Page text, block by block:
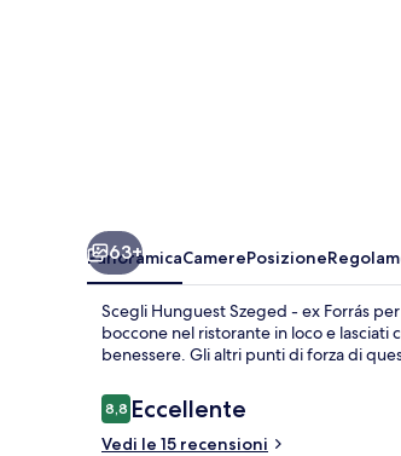
63+
PanoramicaCamerePosizione
Scegli Hunguest Szeged - ex Forrás
boccone nel ristorante in loco e
benessere. Gli altri punti di forza di
Recensioni
8,88,8 su 10
Eccellente
Vedi le 15 recensioni